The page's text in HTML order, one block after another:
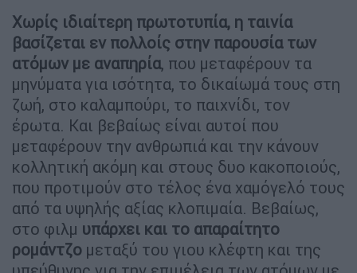
Χωρίς ιδιαίτερη πρωτοτυπία, η ταινία
βασίζεται εν πολλοίς στην παρουσία των
ατόμων με αναπηρία, που μεταφέρουν τα
μηνύματα για ισότητα, το δικαίωμά τους στη
ζωή, στο καλαμπούρι, το παιχνίδι, τον
έρωτα. Και βεβαίως είναι αυτοί που
μεταφέρουν την ανθρωπιά και την κάνουν
κολλητική ακόμη και στους δυο κακοποιούς,
που προτιμούν στο τέλος ένα χαμόγελό τους
από τα υψηλής αξίας κλοπιμαία. Βεβαίως,
στο φιλμ υπάρχει και το απαραίτητο
ρομάντζο μεταξύ του γιου κλέφτη και της